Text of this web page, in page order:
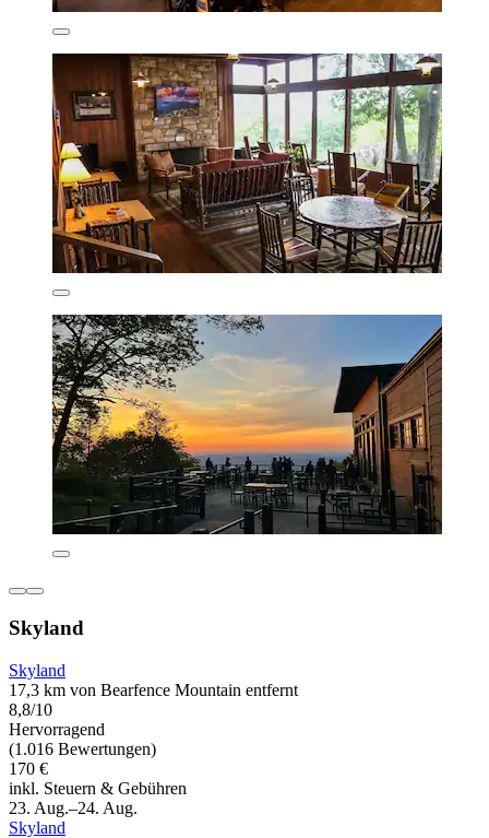
Skyland
Skyland
17,3 km von Bearfence Mountain entfernt
8,8/10
Hervorragend
(1.016 Bewertungen)
170 €
inkl. Steuern & Gebühren
23. Aug.–24. Aug.
Skyland